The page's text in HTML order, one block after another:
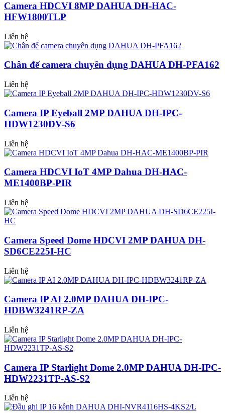
Camera HDCVI 8MP DAHUA DH-HAC-
HFW1800TLP
Liên hệ
Chân đế camera chuyên dụng DAHUA DH-PFA162
Liên hệ
Camera IP Eyeball 2MP DAHUA DH-IPC-
HDW1230DV-S6
Liên hệ
Camera HDCVI IoT 4MP Dahua DH-HAC-
ME1400BP-PIR
Liên hệ
Camera Speed Dome HDCVI 2MP DAHUA DH-
SD6CE225I-HC
Liên hệ
Camera IP AI 2.0MP DAHUA DH-IPC-
HDBW3241RP-ZA
Liên hệ
Camera IP Starlight Dome 2.0MP DAHUA DH-IPC-
HDW2231TP-AS-S2
Liên hệ